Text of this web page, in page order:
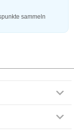
sammeln